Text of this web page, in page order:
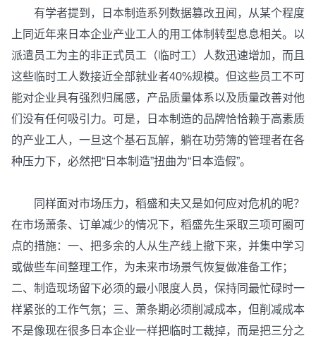
有学者提到，日本制造系列数据篡改丑闻，从某个程度
上同近年来日本企业产业工人的用工体制转型息息相关。以
派遣员工为主的非正式员工（临时工）人数迅速增加，而且
这些临时工人数接近全部就业者40%规模。但这些员工不可
能对企业具有强烈归属感，产品质量体系以及质量改善对他
们没有任何吸引力。可是，日本制造的品牌恰恰赖于高素质
的产业工人，一旦这个基石瓦解，躺在功劳簿的管理者在各
种压力下，必然把“日本制造”扭曲为“日本造假”。
同样面对市场压力，稻盛和夫又是如何应对危机的呢？
在市场萧条、订单减少的情况下，稻盛先生采取三项可圈可
点的措施：一、把多余的人从生产线上撤下来，并集中学习
或做些车间整理工作，为未来市场景气恢复做准备工作；
二、制造现场留下必须的最小限度人员，保持同最忙碌时一
样紧张的工作气氛；三、萧条期必须削减成本，但削减成本
不是像现在很多日本企业一样把临时工裁掉，而是把三分之